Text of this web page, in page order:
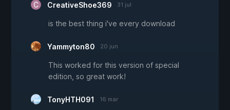
CreativeShoe369 31 jul
is the best thing i've every download
Yammyton80 20 jun
This worked for this version of special
edition, so great work!
TonyHTH091 16 mar